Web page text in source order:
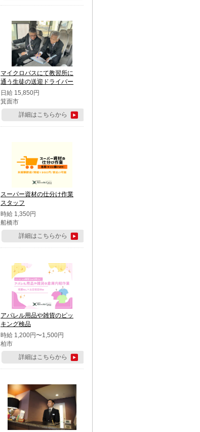
マイクロバスにて教習所に
通う生徒の送迎ドライバー
日給 15,850円
箕面市
詳細はこちらから
スーパー資材の仕分け作業
スタッフ
時給 1,350円
船橋市
詳細はこちらから
アパレル用品や雑貨のピッ
キング検品
時給 1,200円〜1,500円
柏市
詳細はこちらから